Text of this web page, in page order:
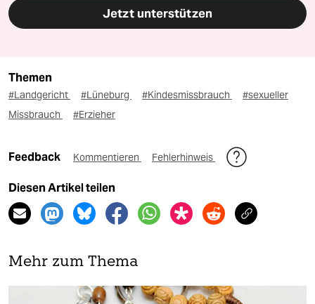
Jetzt unterstützen
Themen
#Landgericht #Lüneburg #Kindesmissbrauch
#sexueller
Missbrauch
#Erzieher
Feedback Kommentieren Fehlerhinweis
Diesen Artikel teilen
Mehr zum Thema